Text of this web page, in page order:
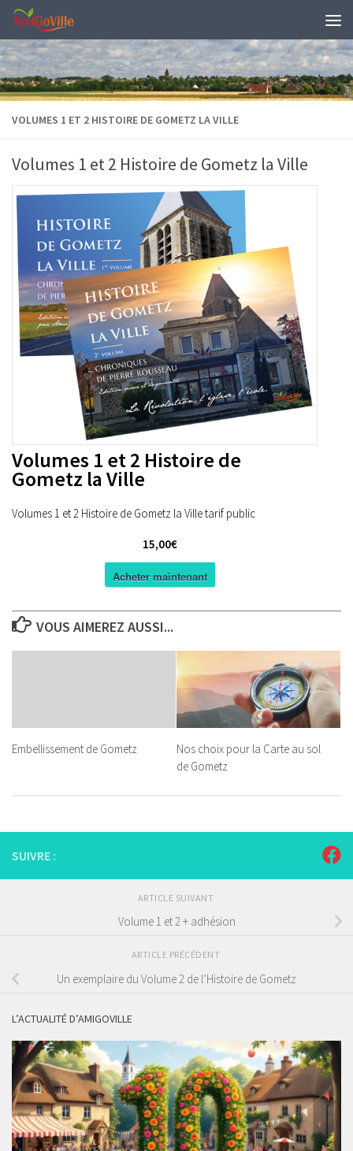
Skip to content
VOLUMES 1 ET 2 HISTOIRE DE GOMETZ LA VILLE
Volumes 1 et 2 Histoire de Gometz la Ville
Volumes 1 et 2 Histoire de
Gometz la Ville
Volumes 1 et 2 Histoire de Gometz la Ville tarif public
15,00€
Acheter maintenant
VOUS AIMEREZ AUSSI...
Embellissement de Gometz
Nos choix pour la Carte au sol
de Gometz
SUIVRE :
ARTICLE SUIVANT
Volume 1 et 2 + adhésion
ARTICLE PRÉCÉDENT
Un exemplaire du Volume 2 de l’Histoire de Gometz
L’ACTUALITÉ D’AMIGOVILLE